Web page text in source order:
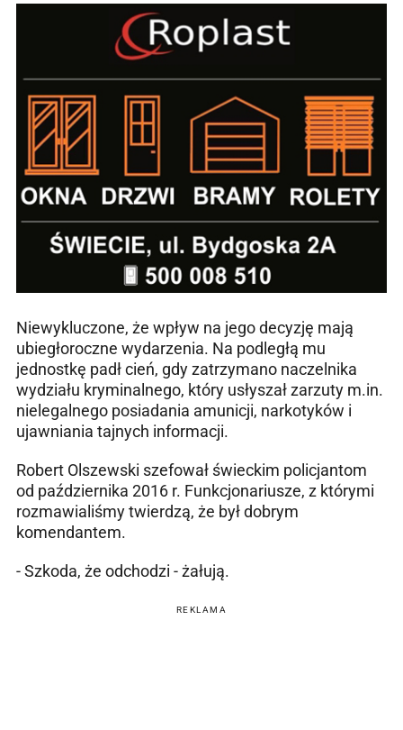
Niewykluczone, że wpływ na jego decyzję mają
ubiegłoroczne wydarzenia. Na podległą mu
jednostkę padł cień, gdy zatrzymano naczelnika
wydziału kryminalnego, który usłyszał zarzuty m.in.
nielegalnego posiadania amunicji, narkotyków i
ujawniania tajnych informacji.
Robert Olszewski szefował świeckim policjantom
od października 2016 r. Funkcjonariusze, z którymi
rozmawialiśmy twierdzą, że był dobrym
komendantem.
- Szkoda, że odchodzi - żałują.
REKLAMA